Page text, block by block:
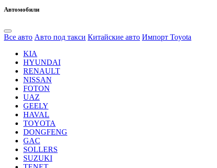
Автомобили
Все авто Авто под такси Китайские авто Импорт Toyota
KIA
HYUNDAI
RENAULT
NISSAN
FOTON
UAZ
GEELY
HAVAL
TOYOTA
DONGFENG
GAC
SOLLERS
SUZUKI